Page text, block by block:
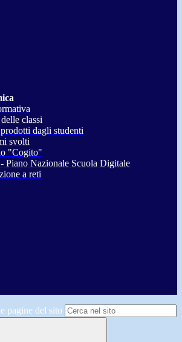
classi
dagli studenti
svolti
"Cogito"
Piano Nazionale Scuola Digitale
a reti
pagine del sito